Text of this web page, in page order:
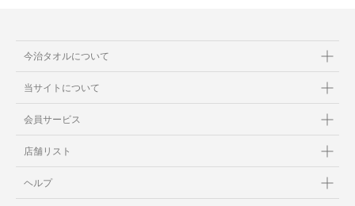
今治タオルについて
当サイトについて
会員サービス
店舗リスト
ヘルプ